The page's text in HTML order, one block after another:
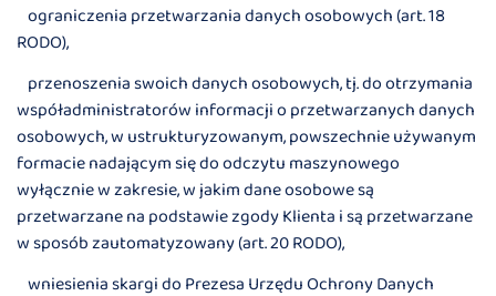
ograniczenia przetwarzania danych osobowych (art. 18
RODO),
przenoszenia swoich danych osobowych, tj. do otrzymania
współadministratorów informacji o przetwarzanych danych
osobowych, w ustrukturyzowanym, powszechnie używanym
formacie nadającym się do odczytu maszynowego
wyłącznie w zakresie, w jakim dane osobowe są
przetwarzane na podstawie zgody Klienta i są przetwarzane
w sposób zautomatyzowany (art. 20 RODO),
wniesienia skargi do Prezesa Urzędu Ochrony Danych